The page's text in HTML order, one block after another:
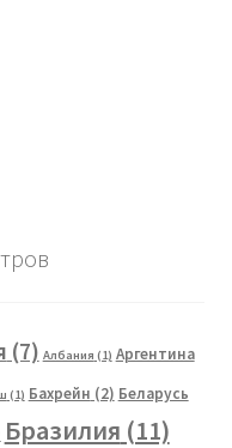
(7) Албания (1) Аргентина
(1) Бахрейн (2) Беларусь
Бразилия (11)